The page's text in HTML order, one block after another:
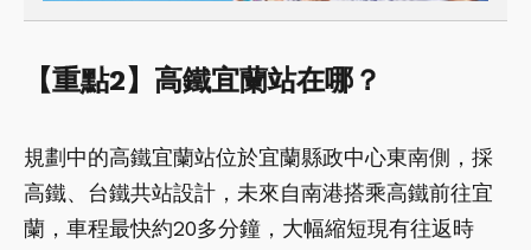
【重點2】高鐵宜蘭站在哪？
規劃中的高鐵宜蘭站位於宜蘭縣政中心東南側，採
高鐵、台鐵共站設計，未來自南港搭乘高鐵前往宜
蘭，車程最快約20多分鐘，大幅縮短現有往返時